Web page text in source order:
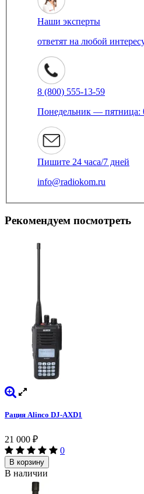
Наши эксперты
ответят на любой
8 (800) 555-13-59
Понедельник — пятница:
Пишите 24 часа/7 дней
info@radiokom.ru
Рекомендуем посмотреть
Рация Alinco DJ-AXD1
21 000 ₽
0
В корзину
В наличии